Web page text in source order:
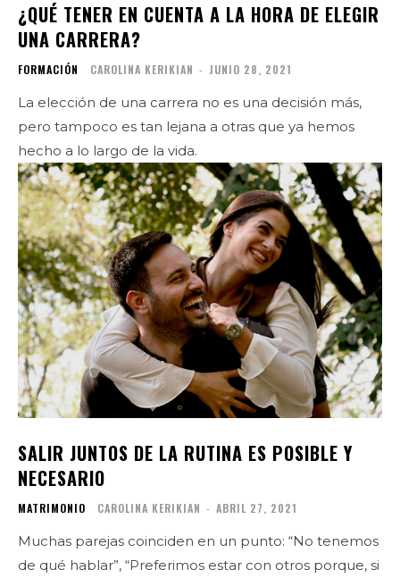
¿QUÉ TENER EN CUENTA A LA HORA DE ELEGIR
UNA CARRERA?
FORMACIÓN CAROLINA KERIKIAN - JUNIO 28, 2021
La elección de una carrera no es una decisión más,
pero tampoco es tan lejana a otras que ya hemos
hecho a lo largo de la vida.
SALIR JUNTOS DE LA RUTINA ES POSIBLE Y
NECESARIO
MATRIMONIO CAROLINA KERIKIAN - ABRIL 27, 2021
Muchas parejas coinciden en un punto: “No tenemos
de qué hablar”, “Preferimos estar con otros porque, si